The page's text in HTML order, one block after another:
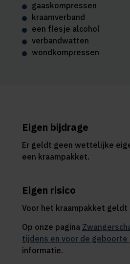
gaaskompressen
kraamverband
een flesje alcohol
verbandwatten
wondkompressen
Eigen bijdrage
Er geldt geen wettelijke
een kraampakket.
Eigen risico
Voor het kraampakket geldt
Op onze pagina
tijdens en voor de geboorte
informatie.